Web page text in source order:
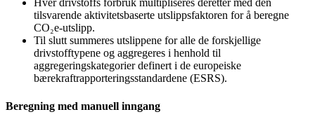
Hver drivstoffs forbruk multipliseres deretter med den
tilsvarende aktivitetsbaserte utslippsfaktoren for å beregne
CO₂e-utslipp.
Til slutt summeres utslippene for alle de forskjellige
drivstofftypene og aggregeres i henhold til
aggregeringskategorier definert i de europeiske
bærekraftrapporteringsstandardene (ESRS).
Beregning med manuell inngang